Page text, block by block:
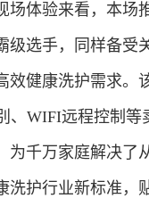
体验来看，本场推
级选手，同样备受
效健康洗护需求。
、WIFI远程控制等
为千万家庭解决了
洗护行业新标准，